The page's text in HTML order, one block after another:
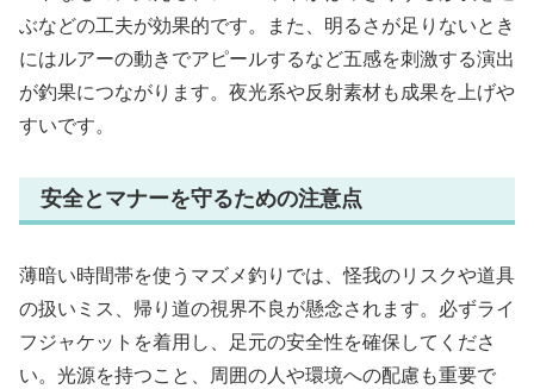
ぶなどの工夫が効果的です。また、明るさが足りないとき
にはルアーの動きでアピールするなど五感を刺激する演出
が釣果につながります。夜光系や反射素材も成果を上げや
すいです。
安全とマナーを守るための注意点
薄暗い時間帯を使うマズメ釣りでは、怪我のリスクや道具
の扱いミス、帰り道の視界不良が懸念されます。必ずライ
フジャケットを着用し、足元の安全性を確保してくださ
い。光源を持つこと、周囲の人や環境への配慮も重要で